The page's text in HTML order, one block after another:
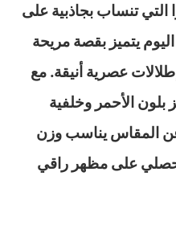
التي تنساب بجاذبية على
يتميز بقصة مريحة
عصرية أنيقة. مع
الأحمر وخلفية
عن المقاس يناسب وزن
75 كيلو احصلي على مظهر راقي